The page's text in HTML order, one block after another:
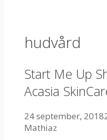
hudvård
Start Me Up
Acasia
24 september, 2018
Mathiaz